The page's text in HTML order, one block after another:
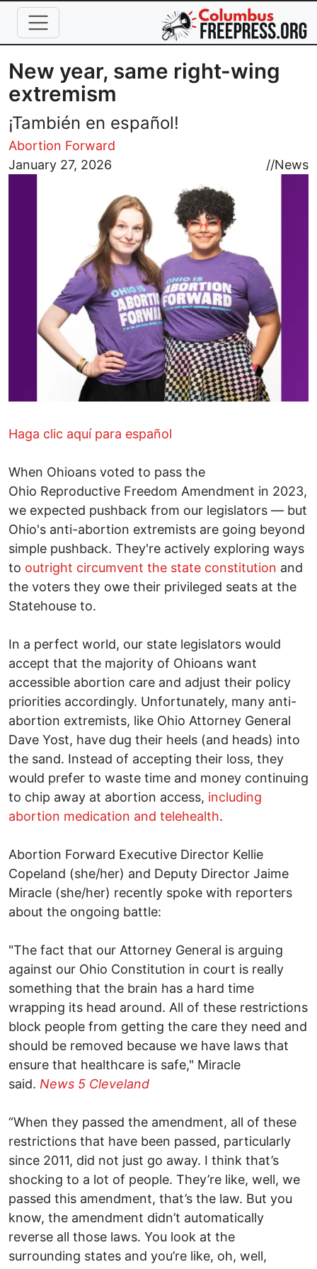
Skip to main content
New year, same right-wing
extremism
¡También en español!
Abortion Forward
January 27, 2026
//News
Image
Haga clic aquí para español
When Ohioans voted to pass the
Ohio Reproductive Freedom Amendment in 2023,
we expected pushback from our legislators — but
Ohio's anti-abortion extremists are going beyond
simple pushback. They're actively exploring ways
to outright circumvent the state constitution and
the voters they owe their privileged seats at the
Statehouse to.
In a perfect world, our state legislators would
accept that the majority of Ohioans want
accessible abortion care and adjust their policy
priorities accordingly. Unfortunately, many anti-
abortion extremists, like Ohio Attorney General
Dave Yost, have dug their heels (and heads) into
the sand. Instead of accepting their loss, they
would prefer to waste time and money continuing
to chip away at abortion access, including
abortion medication and telehealth.
Abortion Forward Executive Director Kellie
Copeland (she/her) and Deputy Director Jaime
Miracle (she/her) recently spoke with reporters
about the ongoing battle:
"The fact that our Attorney General is arguing
against our Ohio Constitution in court is really
something that the brain has a hard time
wrapping its head around. All of these restrictions
block people from getting the care they need and
should be removed because we have laws that
ensure that healthcare is safe," Miracle
said. News 5 Cleveland
“When they passed the amendment, all of these
restrictions that have been passed, particularly
since 2011, did not just go away. I think that’s
shocking to a lot of people. They’re like, well, we
passed this amendment, that’s the law. But you
know, the amendment didn’t automatically
reverse all those laws. You look at the
surrounding states and you’re like, oh, well,